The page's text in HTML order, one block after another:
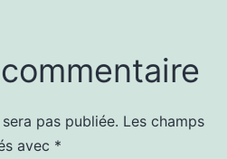
pas publiée. Les champs
avec *